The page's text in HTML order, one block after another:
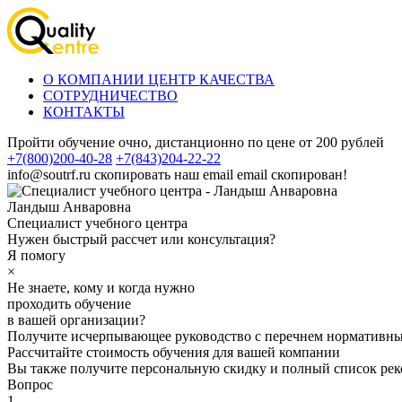
О КОМПАНИИ ЦЕНТР КАЧЕСТВА
СОТРУДНИЧЕСТВО
КОНТАКТЫ
Пройти обучение очно, дистанционно по цене от 200 рублей
+7(800)200-40-28 +7(843)204-22-22
info@soutrf.ru скопировать наш email email скопирован!
Ландыш Анваровна
Специалист учебного центра
Нужен быстрый рассчет или консультация?
Я помогу
×
Не знаете, кому и когда нужно
проходить обучение
в вашей организации?
Получите исчерпывающее руководство с перечнем
Рассчитайте стоимость обучения для вашей компании
Вы также получите персональную скидку и полный список
Вопрос